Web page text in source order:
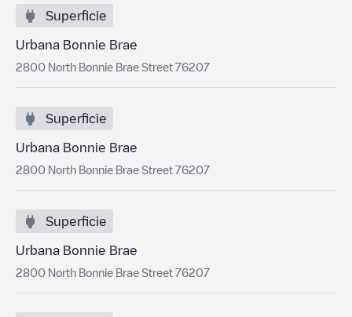
Superficie
Urbana Bonnie Brae
2800 North Bonnie Brae Street 76207
Superficie
Urbana Bonnie Brae
2800 North Bonnie Brae Street 76207
Superficie
Urbana Bonnie Brae
2800 North Bonnie Brae Street 76207